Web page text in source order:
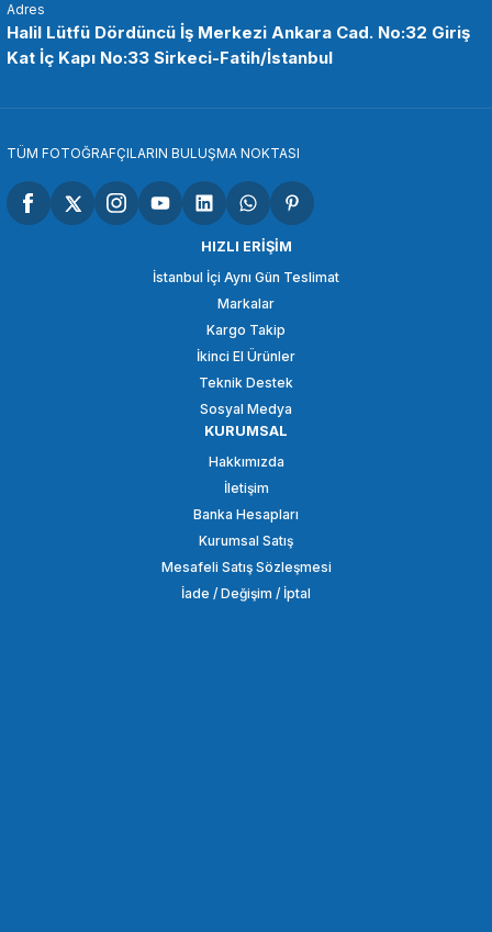
Adres
Halil Lütfü Dördüncü İş Merkezi Ankara Cad. No:32 Giriş
Kat İç Kapı No:33 Sirkeci-Fatih/İstanbul
TÜM FOTOĞRAFÇILARIN BULUŞMA NOKTASI
HIZLI ERİŞİM
İstanbul İçi Aynı Gün Teslimat
Markalar
Kargo Takip
İkinci El Ürünler
Teknik Destek
Sosyal Medya
KURUMSAL
Hakkımızda
İletişim
Banka Hesapları
Kurumsal Satış
Mesafeli Satış Sözleşmesi
İade / Değişim / İptal